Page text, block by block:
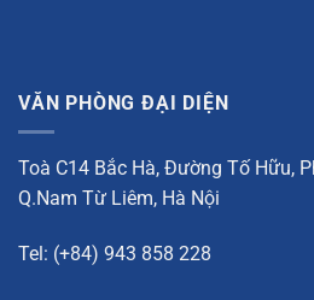
VĂN PHÒNG ĐẠI DIỆN
Toà C14 Bắc Hà, Đường Tố Hữu,
Q.Nam Từ Liêm, Hà Nội
Tel: (+84) 943 858 228